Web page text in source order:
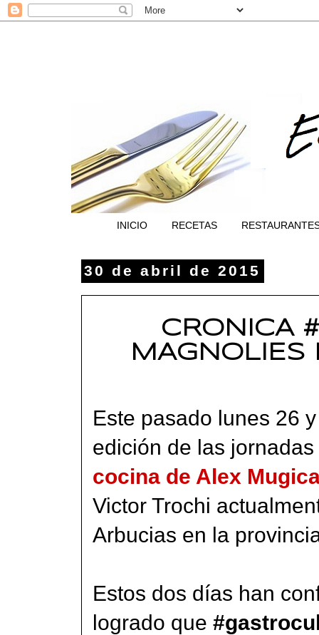
INICIO RECETAS
30 de abril de 2015
CRONICA
MAGNOLIES
Este pasado lunes 26
edición de las
cocina de Alex
Victor Trochi
Arbucias en la
Estos dos días han
logrado que